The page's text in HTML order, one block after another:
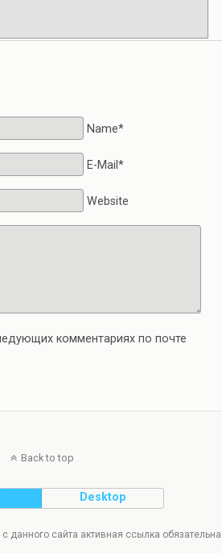
Name*
E-Mail*
Website
комментариях по почте
Back to top
Desktop
данного сайта активная ссылка обязательна